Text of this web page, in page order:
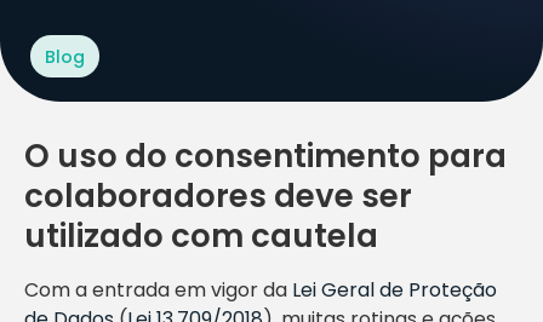
Blog
O uso do consentimento para
colaboradores deve ser
utilizado com cautela
Com a entrada em vigor da Lei Geral de Proteção